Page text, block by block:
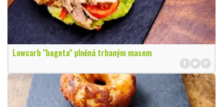
Lowcarb "bageta" plněná trhaným masem